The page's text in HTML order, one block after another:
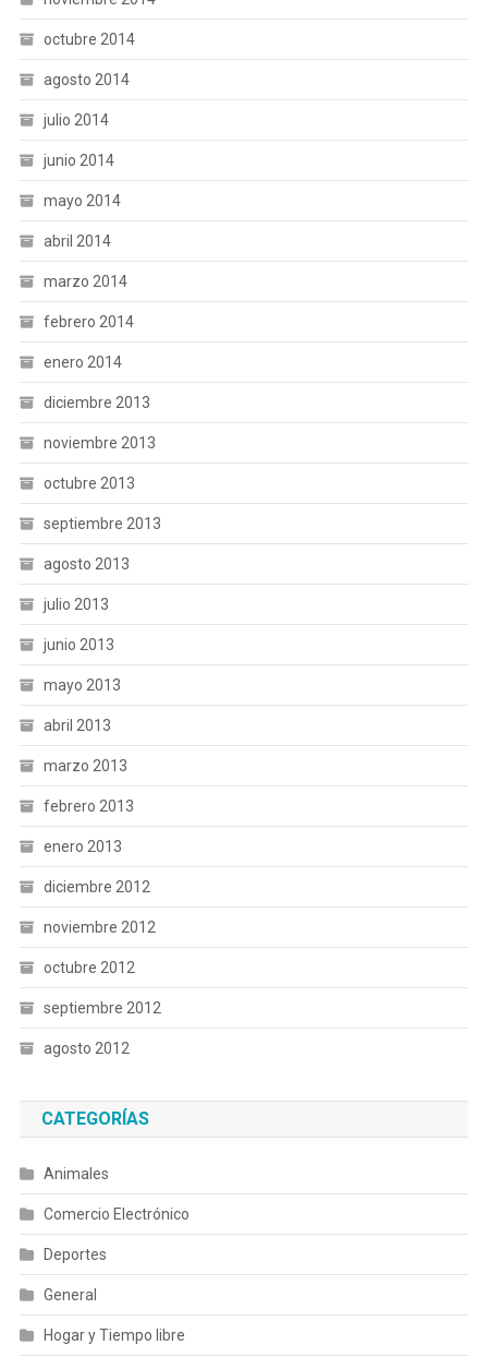
octubre 2014
agosto 2014
julio 2014
junio 2014
mayo 2014
abril 2014
marzo 2014
febrero 2014
enero 2014
diciembre 2013
noviembre 2013
octubre 2013
septiembre 2013
agosto 2013
julio 2013
junio 2013
mayo 2013
abril 2013
marzo 2013
febrero 2013
enero 2013
diciembre 2012
noviembre 2012
octubre 2012
septiembre 2012
agosto 2012
CATEGORÍAS
Animales
Comercio Electrónico
Deportes
General
Hogar y Tiempo libre